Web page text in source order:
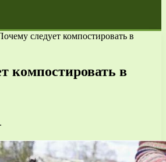
следует компостировать в
компостировать в